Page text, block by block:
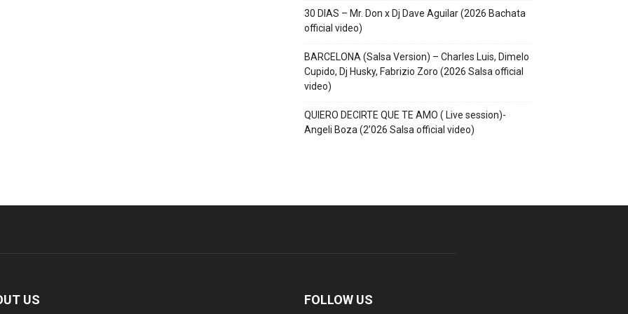
30 DIAS – Mr. Don x Dj Dave Aguilar (2026 Bachata
official video)
BARCELONA (Salsa Version) – Charles Luis, Dimelo
Cupido, Dj Husky, Fabrizio Zoro (2026 Salsa official
video)
QUIERO DECIRTE QUE TE AMO ( Live session)-
Angeli Boza (2’026 Salsa official video)
US FOLLOW US